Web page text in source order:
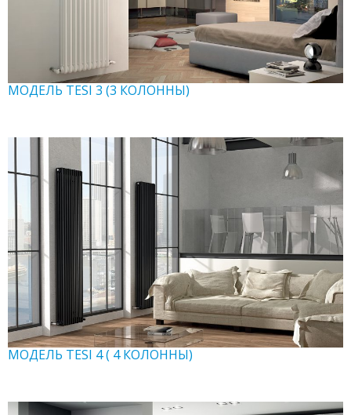
МОДЕЛЬ TESI 3 (3 КОЛОННЫ)
МОДЕЛЬ TESI 4 ( 4 КОЛОННЫ)